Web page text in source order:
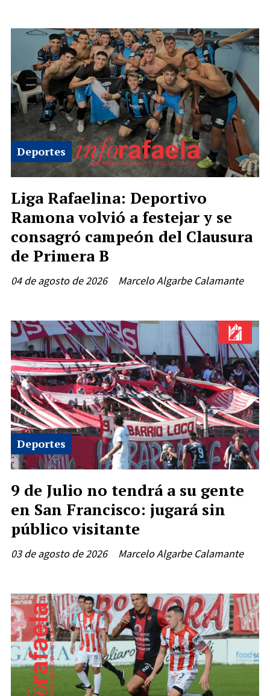
Liga Rafaelina: Deportivo
Ramona volvió a festejar y se
consagró campeón del Clausura
de Primera B
Marcelo Algarbe Calamante
Deportes
04 de agosto de 2026
9 de Julio no tendrá a su gente
en San Francisco: jugará sin
público visitante
Marcelo Algarbe Calamante
Deportes
03 de agosto de 2026